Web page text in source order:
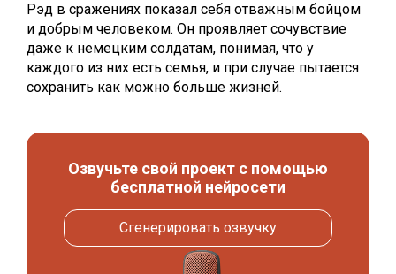
Рэд в сражениях показал себя отважным бойцом
и добрым человеком. Он проявляет сочувствие
даже к немецким солдатам, понимая, что у
каждого из них есть семья, и при случае пытается
сохранить как можно больше жизней.
Озвучьте свой проект с помощью
бесплатной нейросети
Сгенерировать озвучку